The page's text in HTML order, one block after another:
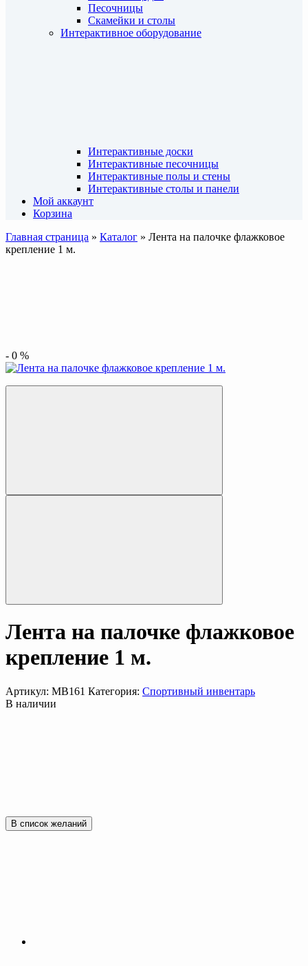
Песочницы
Скамейки и столы
Интерактивное оборудование
Интерактивные доски
Интерактивные песочницы
Интерактивные полы и стены
Интерактивные столы и панели
Мой аккаунт
Корзина
Главная страница » Каталог » Лента на палочке флажковое
крепление 1 м.
- 0 %
Лента на палочке флажковое
крепление 1 м.
Артикул: МВ161 Категория: Спортивный инвентарь
В наличии
В список желаний